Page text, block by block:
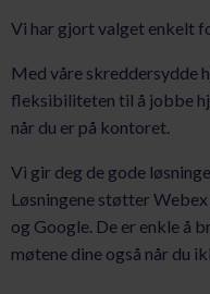
Vi har gjort valget enkelt
Med våre skreddersydde
fleksibiliteten til å jobbe
når du er på kontoret.
Vi gir deg de gode
Løsningene støtter
og Google. De er enkle å
møtene dine også når du